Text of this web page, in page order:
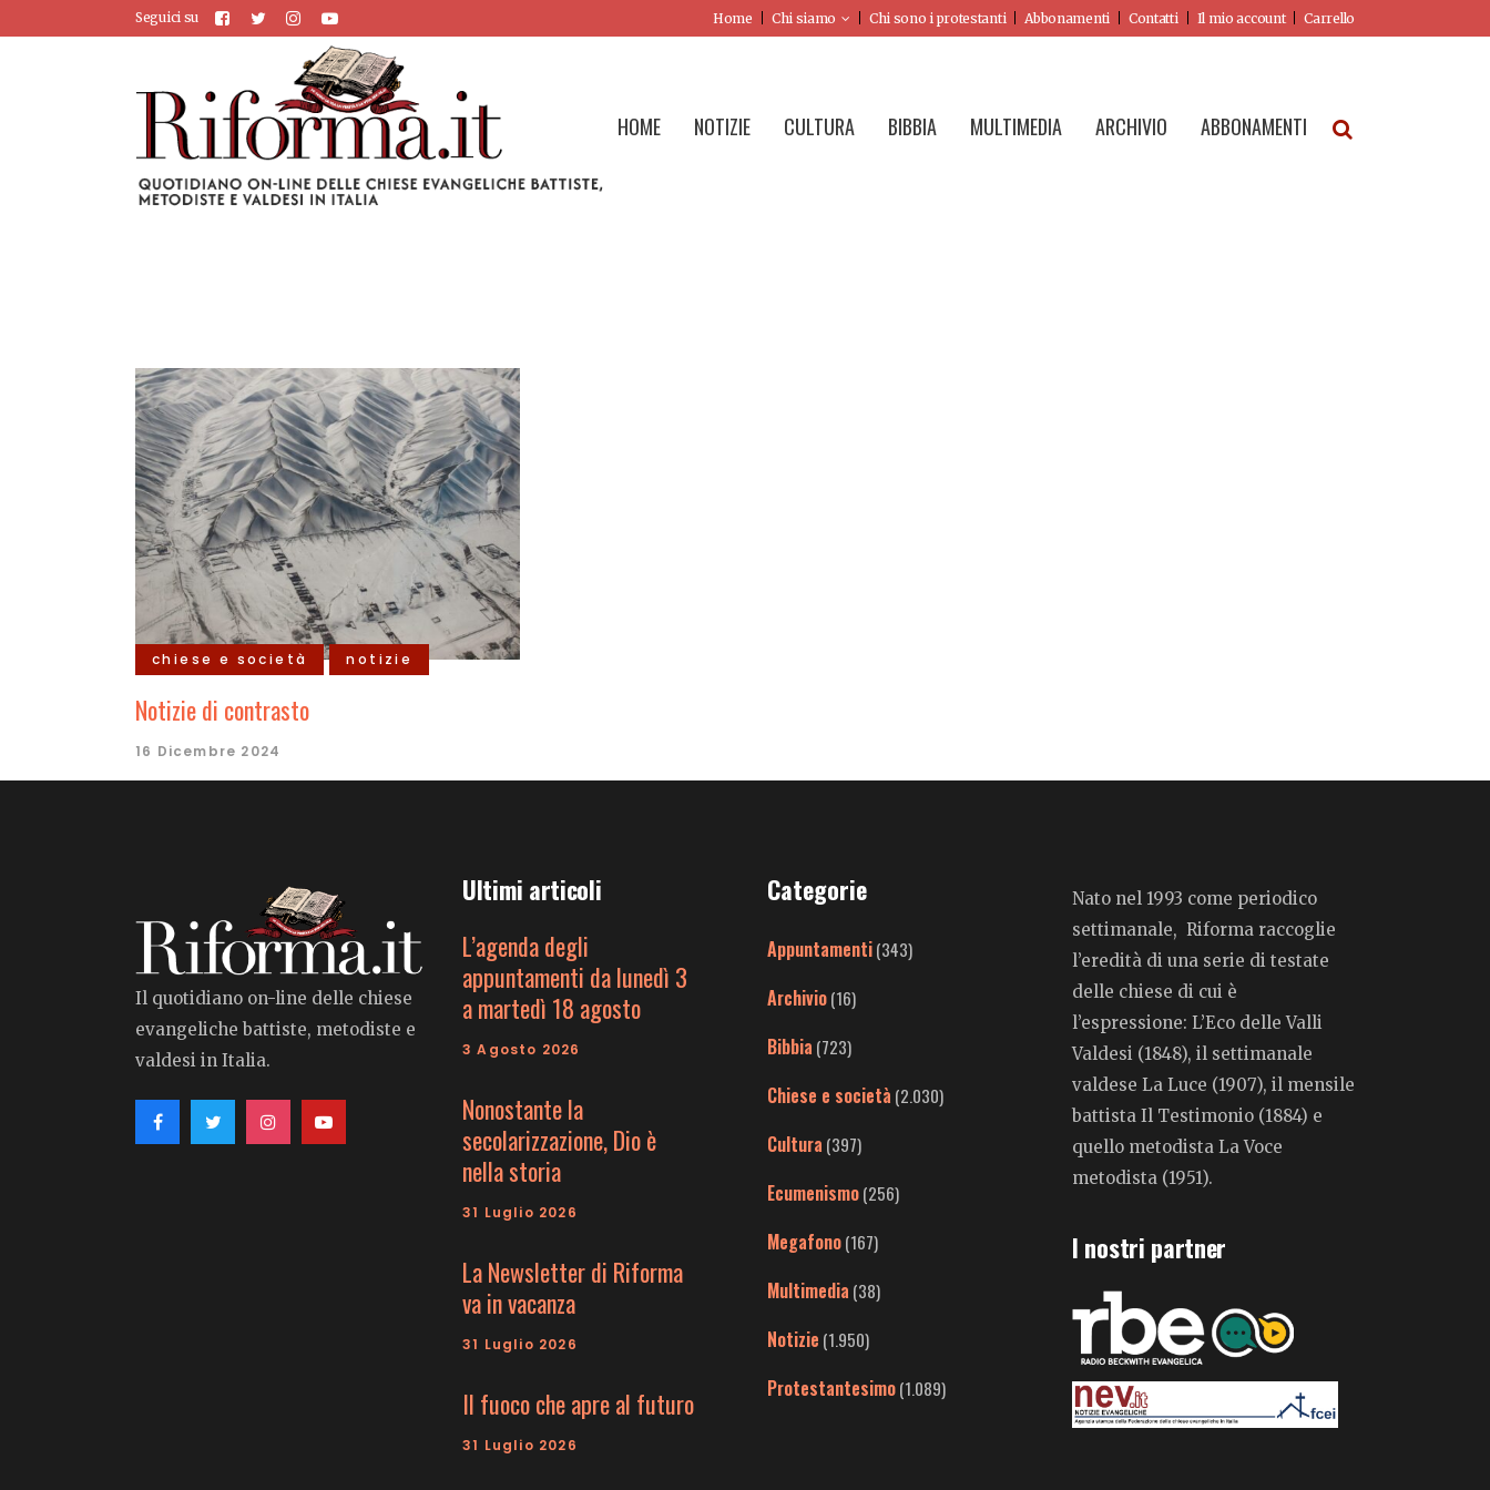
Seguici su Home Chi siamo Chi sono i protestanti Abbonamenti Contatti Il mio account Carrello
HOME NOTIZIE CULTURA BIBBIA MULTIMEDIA ARCHIVIO ABBONAMENTI
chiese e società notizie
Notizie di contrasto
16 Dicembre 2024
Il quotidiano on-line delle chiese
evangeliche battiste, metodiste e
valdesi in Italia.
Ultimi articoli
L’agenda degli
appuntamenti da lunedì 3
a martedì 18 agosto
3 Agosto 2026
Nonostante la
secolarizzazione, Dio è
nella storia
31 Luglio 2026
La Newsletter di Riforma
va in vacanza
31 Luglio 2026
Il fuoco che apre al futuro
31 Luglio 2026
Categorie
Appuntamenti(343)
Archivio(16)
Bibbia (723)
Chiese e società (2.030)
Cultura (397)
Ecumenismo(256)
Megafono(167)
Multimedia (38)
Notizie (1.950)
Protestantesimo(1.089)
Nato nel 1993 come periodico
settimanale, Riforma raccoglie
l’eredità di una serie di testate
delle chiese di cui è
l’espressione: L’Eco delle Valli
Valdesi (1848), il settimanale
valdese La Luce (1907), il mensile
battista Il Testimonio (1884) e
quello metodista La Voce
metodista (1951).
I nostri partner